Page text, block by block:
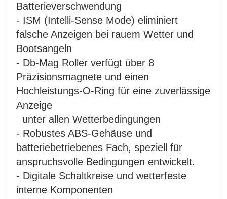
Batterieverschwendung
- ISM (Intelli-Sense Mode) eliminiert
falsche Anzeigen bei rauem Wetter und
Bootsangeln
- Db-Mag Roller verfügt über 8
Präzisionsmagnete und einen
Hochleistungs-O-Ring für eine zuverlässige
Anzeige
unter allen Wetterbedingungen
- Robustes ABS-Gehäuse und
batteriebetriebenes Fach, speziell für
anspruchsvolle Bedingungen entwickelt.
- Digitale Schaltkreise und wetterfeste
interne Komponenten